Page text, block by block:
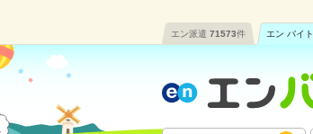
エン派遣 71573件 エン バイト